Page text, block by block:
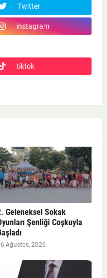
Twitter
instagram
tiktok
Geleneksel Sokak
Şenliği Coşkuyla
Ağustos, 2026